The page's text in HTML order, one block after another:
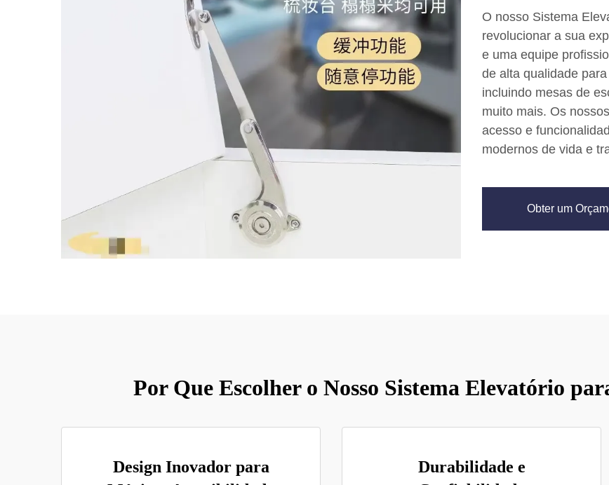
O nosso Sistema
revolucionar a sua
e uma equipe
de alta qualidade
incluindo mesas de
muito mais. Os
acesso e
modernos de vida e
Obter um
Por Que Escolher o Nosso Sistema Elevatório
Design Inovador para
Durabilidade e